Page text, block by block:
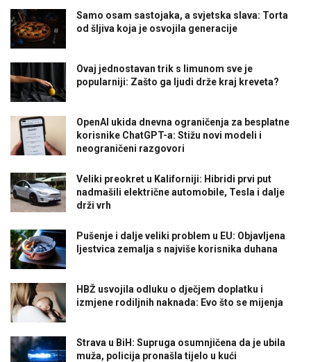
Samo osam sastojaka, a svjetska slava: Torta
od šljiva koja je osvojila generacije
Ovaj jednostavan trik s limunom sve je
popularniji: Zašto ga ljudi drže kraj kreveta?
OpenAI ukida dnevna ograničenja za besplatne
korisnike ChatGPT-a: Stižu novi modeli i
neograničeni razgovori
Veliki preokret u Kaliforniji: Hibridi prvi put
nadmašili električne automobile, Tesla i dalje
drži vrh
Pušenje i dalje veliki problem u EU: Objavljena
ljestvica zemalja s najviše korisnika duhana
HBŽ usvojila odluku o dječjem doplatku i
izmjene rodiljnih naknada: Evo što se mijenja
Strava u BiH: Supruga osumnjičena da je ubila
muža, policija pronašla tijelo u kući